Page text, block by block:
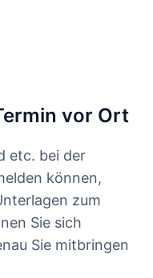
vor Ort
etc. bei der
können,
zum
Sie sich
Sie mitbringen